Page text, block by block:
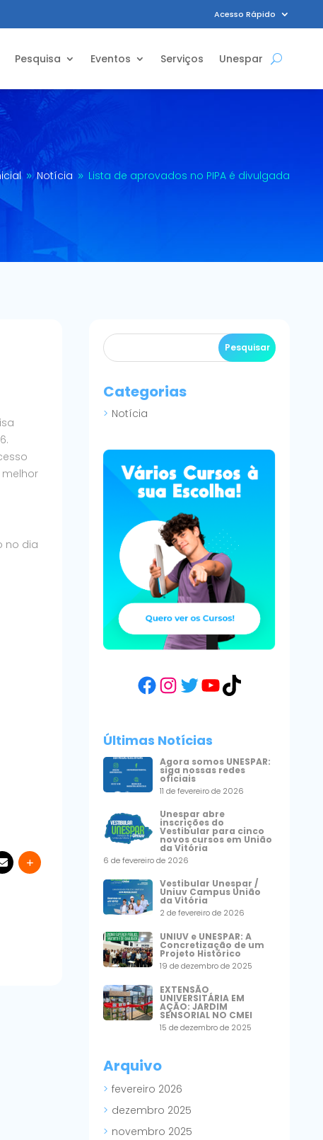
Acesso Rápido
Pesquisa Eventos Serviços Unespar
9 Notícia 9 Lista de aprovados no PIPA é divulgada
no dia
Categorias
Notícia
Facebook
Instagram
Twitter
YouTube
TikTok
Últimas Notícias
Agora somos UNESPAR:
siga nossas redes
oficiais
11 de fevereiro de 2026
Unespar abre
inscrições do
Vestibular para cinco
novos cursos em União
da Vitória
6 de fevereiro de 2026
Vestibular Unespar /
Uniuv Campus União
da Vitória
2 de fevereiro de 2026
UNIUV e UNESPAR: A
Concretização de um
Projeto Histórico
19 de dezembro de 2025
EXTENSÃO
UNIVERSITÁRIA EM
AÇÃO: JARDIM
SENSORIAL NO CMEI
15 de dezembro de 2025
Arquivo
fevereiro 2026
dezembro 2025
novembro 2025